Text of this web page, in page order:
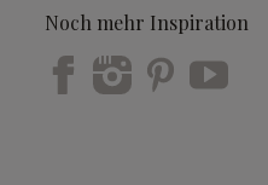
Noch mehr Inspiration